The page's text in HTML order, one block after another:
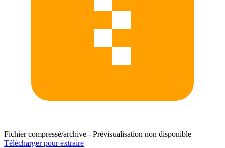
Fichier compressé/archive - Prévisualisation non disponible
Télécharger pour extraire